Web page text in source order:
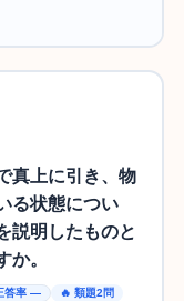
真上に引き、物
る状態につい
説明したものと
か。
答率 — 🔥 類題2問